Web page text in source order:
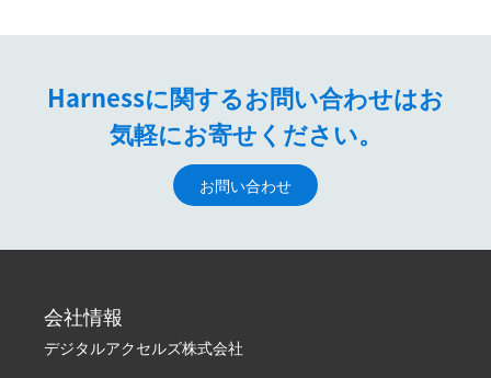
Harnessに関するお問い合わせはお
気軽にお寄せください。
お問い合わせ
会社情報
デジタルアクセルズ株式会社